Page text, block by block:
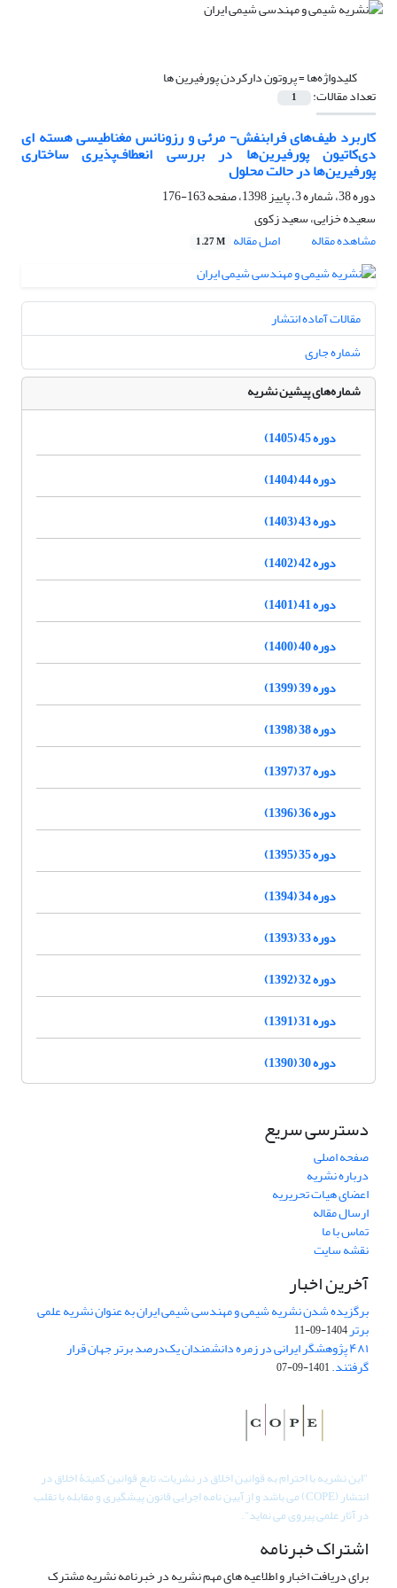
کلیدواژه‌ها =پروتون دارکردن پورفیرین ها
تعداد مقالات: 1
کاربرد طیف‌های فرابنفش- مرئی و رزونانس مغناطیسی هسته ای
دی‌کاتیون پورفیرین‌ها در بررسی انعطاف‌پذیری ساختاری
پورفیرین‌ها در حالت محلول
دوره 38، شماره 3، پاییز 1398، صفحه
163-176
سعیده خزایی، سعید زکوی
مشاهده مقاله
اصل مقاله 1.27 M
مقالات آماده انتشار
شماره جاری
شماره‌های پیشین نشریه
دوره 45 (1405)
دوره 44 (1404)
دوره 43 (1403)
دوره 42 (1402)
دوره 41 (1401)
دوره 40 (1400)
دوره 39 (1399)
دوره 38 (1398)
دوره 37 (1397)
دوره 36 (1396)
دوره 35 (1395)
دوره 34 (1394)
دوره 33 (1393)
دوره 32 (1392)
دوره 31 (1391)
دوره 30 (1390)
دسترسی سریع
صفحه اصلی
درباره نشریه
اعضای هیات تحریریه
ارسال مقاله
تماس با ما
نقشه سایت
آخرین اخبار
برگزیده شدن نشریه شیمی و مهندسی شیمی ایران به عنوان نشریه علمی
برتر1404-09-11
۴۸۱ پژوهشگر ایرانی در زمره دانشمندان یک‌درصد برتر جهان قرار
گرفتند.1401-09-07
"این نشریه با احترام به قوانین اخلاق در نشریات، تابع قوانین کمیتۀ اخلاق در
انتشار (COPE) می باشد و از آیین نامه اجرایی قانون پیشگیری و مقابله با تقلب
در آثار علمی پیروی می نماید".
اشتراک خبرنامه
برای دریافت اخبار و اطلاعیه های مهم نشریه در خبرنامه نشریه مشترک